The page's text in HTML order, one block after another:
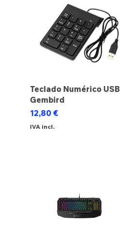
Teclado Numérico USB
Gembird
Preço
12,80 €
IVA incl.